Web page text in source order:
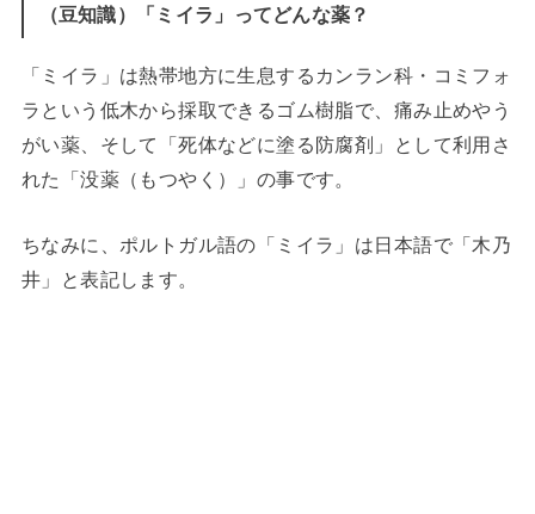
（豆知識）「ミイラ」ってどんな薬？
「ミイラ」は熱帯地方に生息するカンラン科・コミフォ
ラという低木から採取できるゴム樹脂で、痛み止めやう
がい薬、そして「死体などに塗る防腐剤」として利用さ
れた「没薬（もつやく）」の事です。
ちなみに、ポルトガル語の「ミイラ」は日本語で「木乃
井」と表記します。